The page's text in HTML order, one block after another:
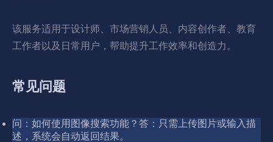
该服务适用于设计师、市场营销人员、内容创作者、教育
工作者以及日常用户，帮助提升工作效率和创造力。
常见问题
问：如何使用图像搜索功能？答：只需上传图片或输入描
述，系统会自动返回结果。